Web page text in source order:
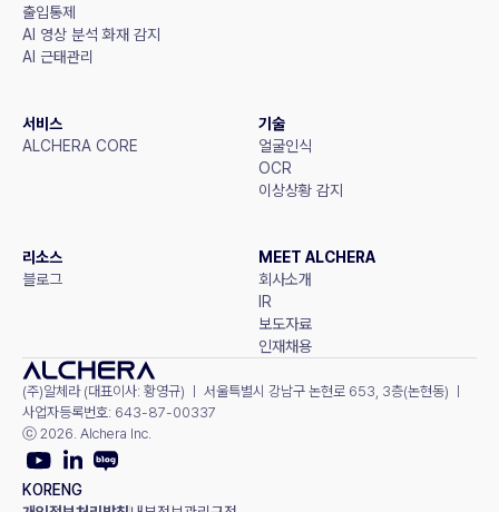
출입통제
AI 영상 분석 화재 감지
AI 근태관리
서비스
ALCHERA CORE
기술
얼굴인식
OCR
이상상황 감지
리소스
블로그
MEET ALCHERA
회사소개
IR
보도자료
인재채용
(주)알체라 (대표이사: 황영규) ㅣ 서울특별시 강남구 논현로 653, 3층(논현동) ㅣ
사업자등록번호: 643-87-00337
ⓒ 2026. Alchera Inc.
KORENG